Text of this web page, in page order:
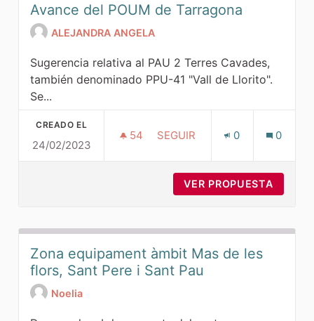
Avance del POUM de Tarragona
ALEJANDRA ANGELA
Sugerencia relativa al PAU 2 Terres Cavades,
también denominado PPU-41 "Vall de Llorito".
Se...
CREADO EL
24/02/2023
54 54 SEGUIDORAS
SEGUIR 0 0
VER PROPUESTA
Zona equipament àmbit Mas de les
flors, Sant Pere i Sant Pau
Noelia